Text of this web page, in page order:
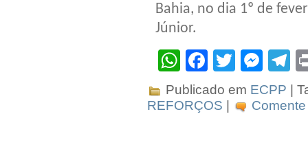
Bahia, no dia 1º de
Júnior.
WhatsApp
Facebook
Twitter
Publicado em ECPP |
REFORÇOS |